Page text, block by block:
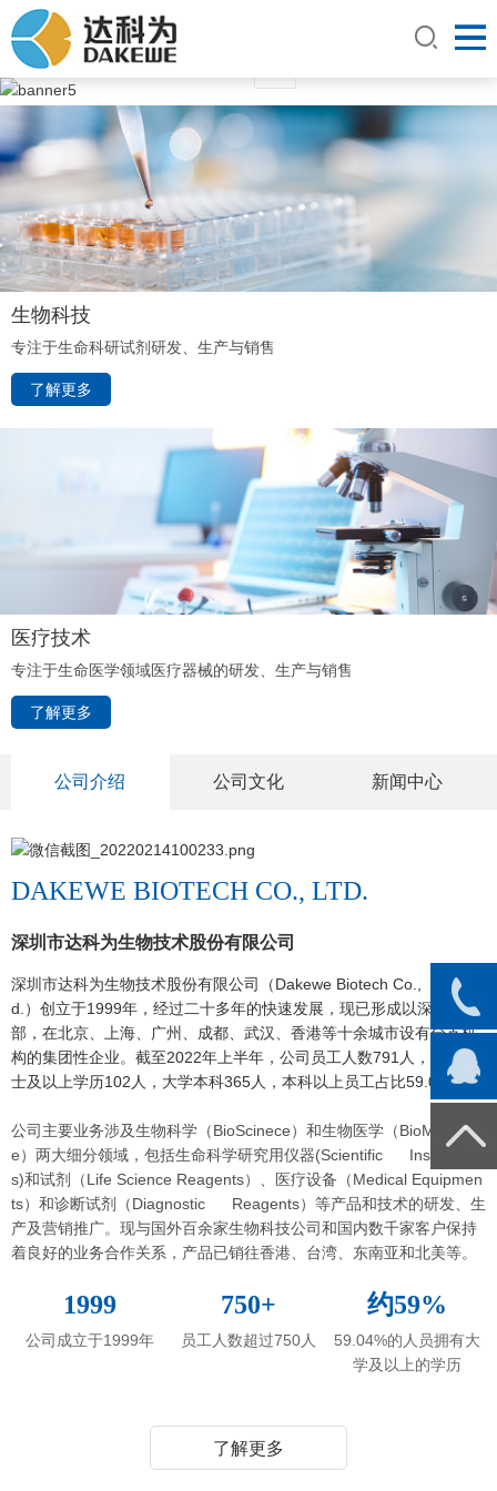
2
生物科技
专注于生命科研试剂研发、生产与销售
了解更多
医疗技术
专注于生命医学领域医疗器械的研发、生产与销售
了解更多
公司介绍 公司文化 新闻中心
DAKEWE BIOTECH CO., LTD.
深圳市达科为生物技术股份有限公司
深圳市达科为生物技术股份有限公司（Dakewe Biotech Co., Lt
d.）创立于1999年，经过二十多年的快速发展，现已形成以深圳为总
部，在北京、上海、广州、成都、武汉、香港等十余城市设有分支机
构的集团性企业。 截至2022年上半年，公司员工人数791人，其中硕
士及以上学历102人，大学本科365人，本科以上员工占比59.04%。
公司主要业务涉及生物科学（BioScinece）和生物医学（BioMedicin
e）两大细分领域，包括生命科学研究用仪器(Scientific Instrument
s)和试剂（Life Science Reagents）、医疗设备（Medical Equipmen
ts）和诊断试剂（Diagnostic Reagents）等产品和技术的研发、生
产及营销推广。现与国外百余家生物科技公司和国内数千家客户保持
着良好的业务合作关系，产品已销往香港、台湾、东南亚和北美等。
1999
公司成立于1999年
750+
员工人数超过750人
约59%
59.04%的人员拥有大
学及以上的学历
了解更多